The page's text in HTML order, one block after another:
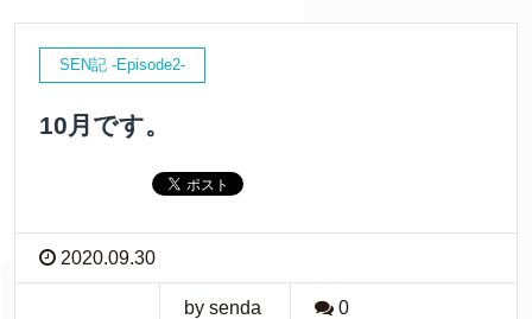
SEN記 -Episode2-
10月です。
2020.09.30
by senda 0